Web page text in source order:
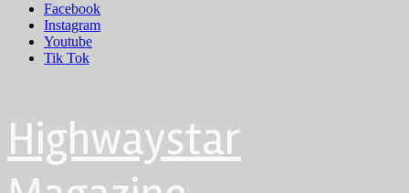
Facebook
Instagram
Youtube
Tik Tok
Highwaystar